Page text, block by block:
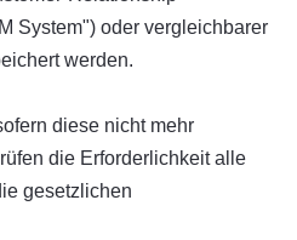
System") oder vergleichbarer
werden.
diese nicht mehr
die Erforderlichkeit alle
gesetzlichen